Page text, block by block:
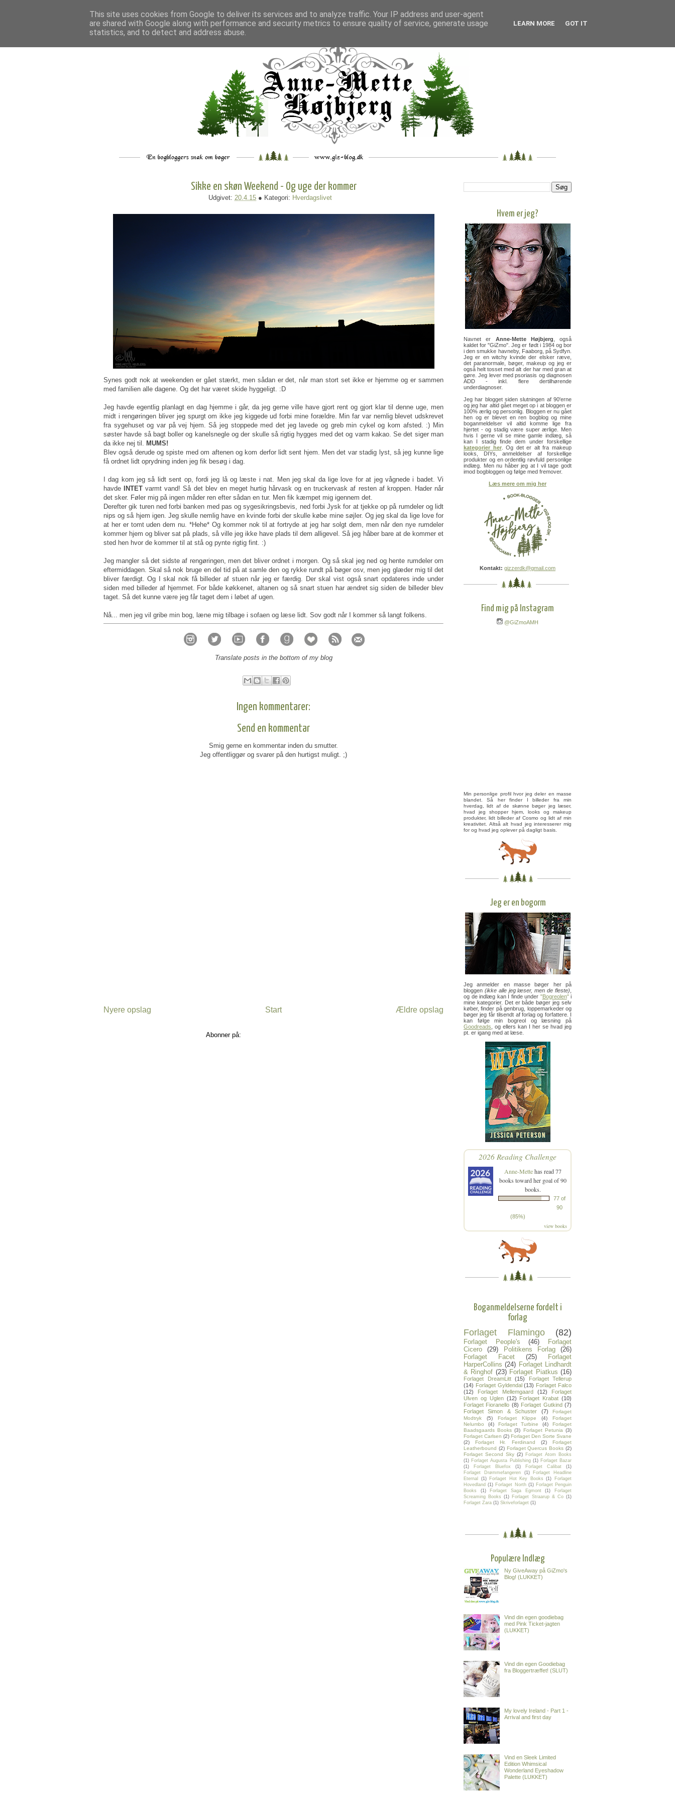
___ _. __ __ _ ___
Sikke en skøn Weekend - Og uge der kommer
Udgivet: 20.4.15 ● Kategori: Hverdagslivet
Synes godt nok at weekenden er gået stærkt, men sådan er det, når man stort set ikke er hjemme og er sammen
med familien alle dagene. Og det har været skide hyggeligt. :D
Jeg havde egentlig planlagt en dag hjemme i går, da jeg gerne ville have gjort rent og gjort klar til denne uge, men
midt i rengøringen bliver jeg spurgt om ikke jeg kiggede ud forbi mine forældre. Min far var nemlig blevet udskrevet
fra sygehuset og var på vej hjem. Så jeg stoppede med det jeg lavede og greb min cykel og kom afsted. :) Min
søster havde så bagt boller og kanelsnegle og der skulle så rigtig hygges med det og varm kakao. Se det siger man
da ikke nej til. MUMS!
Blev også derude og spiste med om aftenen og kom derfor lidt sent hjem. Men det var stadig lyst, så jeg kunne lige
få ordnet lidt oprydning inden jeg fik besøg i dag.
I dag kom jeg så lidt sent op, fordi jeg lå og læste i nat. Men jeg skal da lige love for at jeg vågnede i badet. Vi
havde
INTET varmt vand! Så det blev en meget hurtig hårvask og en truckervask af resten af kroppen. Hader når
det sker. Føler mig på ingen måder ren efter sådan en tur. Men fik kæmpet mig igennem det.
Derefter gik turen ned forbi banken med pas og sygesikringsbevis, ned forbi Jysk for at tjekke op på rumdeler og lidt
nips og så hjem igen. Jeg skulle nemlig have en kvinde forbi der skulle købe mine søjler. Og jeg skal da lige love for
at her er tomt uden dem nu. *Hehe* Og kommer nok til at fortryde at jeg har solgt dem, men når den nye rumdeler
kommer hjem og bliver sat på plads, så ville jeg ikke have plads til dem alligevel. Så jeg håber bare at de kommer et
sted hen hvor de kommer til at stå og pynte rigtig fint. :)
Jeg mangler så det sidste af rengøringen, men det bliver ordnet i morgen. Og så skal jeg ned og hente rumdeler om
eftermiddagen. Skal så nok bruge en del tid på at samle den og rykke rundt på bøger osv, men jeg glæder mig til det
bliver færdigt. Og I skal nok få billeder af stuen når jeg er færdig. Der skal vist også snart opdateres inde under
siden med billeder af hjemmet. For både køkkenet, altanen og så snart stuen har ændret sig siden de billeder blev
taget. Så det kunne være jeg får taget dem i løbet af ugen.
Nå... men jeg vil gribe min bog, læne mig tilbage i sofaen og læse lidt. Sov godt når I kommer så langt folkens.
Translate posts in the bottom of my blog
Ingen kommentarer:
Send en kommentar
Smig gerne en kommentar inden du smutter.
Jeg offentliggør og svarer på den hurtigst muligt. ;)
Nyere opslag Ældre opslag
Start
Abonner på:
Hvem er jeg?
Navnet er Anne-Mette Højbjerg , også
kaldet for "GiZmo". Jeg er født i 1984 og bor
i den smukke havneby, Faaborg, på Sydfyn.
Jeg er en witchy kvinde der elsker ræve,
det paranormale, bøger, makeup og jeg er
også helt tosset med alt der har med gran at
gøre. Jeg lever med psoriasis og diagnosen
ADD - inkl. flere dertilhørende
underdiagnoser.
Jeg har blogget siden slutningen af 90'erne
og jeg har altid gået meget op i at bloggen er
100% ærlig og personlig. Bloggen er nu gået
hen og er blevet en ren bogblog og mine
boganmeldelser vil altid komme lige fra
hjertet - og stadig være super ærlige. Men
hvis I gerne vil se mine gamle indlæg, så
kan I stadig finde dem under forskellige
kategorier her. Og det er alt fra makeup
looks, DIYs, anmeldelser af forskellige
produkter og en ordentlig røvfuld personlige
indlæg. Men nu håber jeg at I vil tage godt
imod bogbloggen og følge med fremover.
Læs mere om mig her
Kontakt: gizzerdk@gmail.com
Find mig på Instagram
@GiZmoAMH
Min personlige profil hvor jeg deler en masse
blandet. Så her finder I billeder fra min
hverdag, lidt af de skønne bøger jeg læser,
hvad jeg shopper hjem, looks og makeup
produkter, lidt billeder af Cosmo og lidt af min
kreativitet. Altså alt hvad jeg interesserer mig
for og hvad jeg oplever på dagligt basis.
Jeg er en bogorm
Jeg anmelder en masse bøger her på
bloggen (ikke alle jeg læser, men de fleste)
og de indlæg kan I finde under "Bogreolen"i
mine kategorier. Det er både bøger jeg selv
køber, finder på genbrug, loppemarkeder og
bøger jeg får tilsendt af forlag og forfattere. I
kan følge min bogreol og læsning på
Goodreads , og ellers kan I her se hvad jeg
pt. er igang med at læse.
2026 Reading Challenge
Anne-Mettehas read 77
books toward her goal of 90
books.
77 of
90
(85%)
view books
Boganmeldelserne fordelt i
forlag
Forlaget Flamingo (82)
Forlaget People's (46)
Forlaget
Cicero
(29) Politikens Forlag
(26)
Forlaget Facet
(25)
Forlaget
HarperCollins (24) Forlaget Lindhardt
& Ringhof (23) Forlaget Piatkus (16)
Forlaget DreamLitt (15)
Forlaget Tellerup
(14) Forlaget Gyldendal (13) Forlaget Falco
(12)
Forlaget Mellemgaard (12)
Forlaget
Ulven og Uglen (12) Forlaget Krabat (10)
Forlaget Fioranello (8) Forlaget Gutkind (7)
Forlaget Simon & Schuster
(7)
Forlaget
Modtryk
(5) Forlaget Klippe (4)
Forlaget
Nelumbo
(4) Forlaget Turbine (4)
Forlaget
Baadsgaards Books (3) Forlaget Petunia (3)
Forlaget Carlsen (2) Forlaget Den Sorte Svane
(2)
Forlaget Hr. Ferdinand (2)
Forlaget
Leatherbound (2) Forlaget Quercus Books (2)
Forlaget Second Sky (2) Forlaget Atom Books
(1) Forlaget Augusta Publishing (1) Forlaget Bazar
(1)
Forlaget Bluefox (1) Forlaget Calibat
(1)
Forlaget Drømmefangeren
(1)
Forlaget Headline
Eternal
(1) Forlaget Hot Key Books (1)
Forlaget
Hovedland (1) Forlaget North (1) Forlaget Penguin
Books
(1) Forlaget Saga Egmont (1)
Forlaget
Screaming Books
(1) Forlaget Straarup & Co (1)
Forlaget Zara (1) Skriveforlaget (1)
Populære Indlæg
Ny GiveAway på GiZmo's
Blog! (LUKKET)
Vind din egen goodiebag
med Pink Ticket-jagten
(LUKKET)
Vind din egen Goodiebag
fra Bloggertræffet! (SLUT)
My lovely Ireland - Part 1 -
Arrival and first day
Vind en Sleek Limited
Edition Whimsical
Wonderland Eyeshadow
Palette (LUKKET)
This site uses cookies from Google to deliver its services and to analyze traffic. Your IP address and user-agent
are shared with Google along with performance and security metrics to ensure quality of service, generate usage
statistics, and to detect and address abuse.
LEARN MORE GOT IT